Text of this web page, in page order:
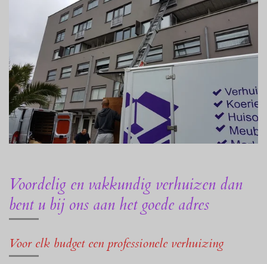
Voordelig en vakkundig verhuizen dan
bent u bij ons aan het goede adres
Voor elk budget een professionele verhuizing